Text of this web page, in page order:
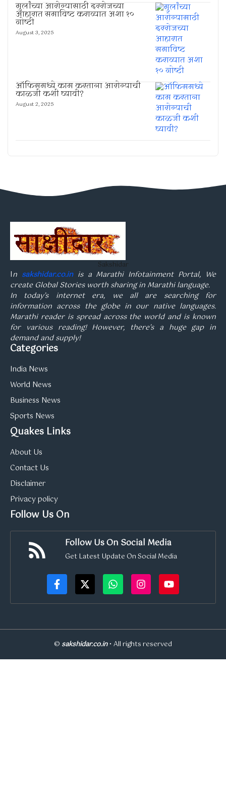
मुलांच्या आरोग्यासाठी दररोजच्या
आहारात समाविष्ट कराव्यात अशा १०
गोष्टी
August 3, 2025
ऑफिसमध्ये काम करताना आरोग्याची
काळजी कशी घ्यावी?
August 2, 2025
Sakshidar
In sakshidar.co.inis a Marathi Infotainment Portal, We
create Global Stories worth sharing in Marathi language.
In today’s internet era, we all are searching for
information across the globe in our native languages.
Marathi reader is spread across the world and is known
for various reading! However, there’s a huge gap in
demand and supply!
Categories
India News
World News
Business News
Sports News
Quakes Links
About Us
Contact Us
Disclaimer
Privacy policy
Follow Us On
Follow Us On Social Media
Get Latest Update On Social Media
© sakshidar.co.in• All rights reserved